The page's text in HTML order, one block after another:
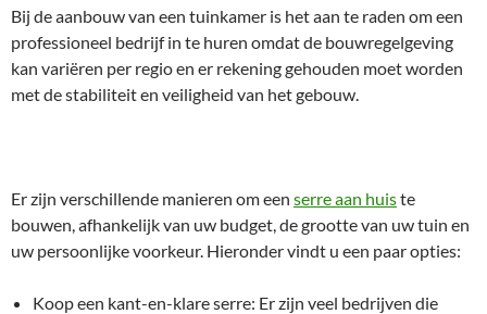
Bij de aanbouw van een tuinkamer is het aan te raden om een
professioneel bedrijf in te huren omdat de bouwregelgeving
kan variëren per regio en er rekening gehouden moet worden
met de stabiliteit en veiligheid van het gebouw.
Er zijn verschillende manieren om een serre aan huiste
bouwen, afhankelijk van uw budget, de grootte van uw tuin en
uw persoonlijke voorkeur. Hieronder vindt u een paar opties:
Koop een kant-en-klare serre: Er zijn veel bedrijven die